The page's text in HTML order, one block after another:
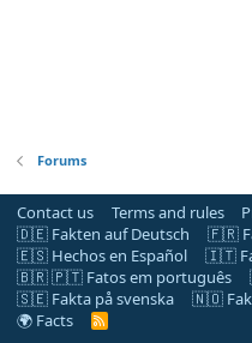
Forums
Contact us Terms and rules
🇩🇪 Fakten auf Deutsch
🇫🇷
🇪🇸 Hechos en Español
🇮🇹
🇧🇷 🇵🇹 Fatos em português
🇸🇪 Fakta på svenska
🇳🇴
🌍 Facts
R